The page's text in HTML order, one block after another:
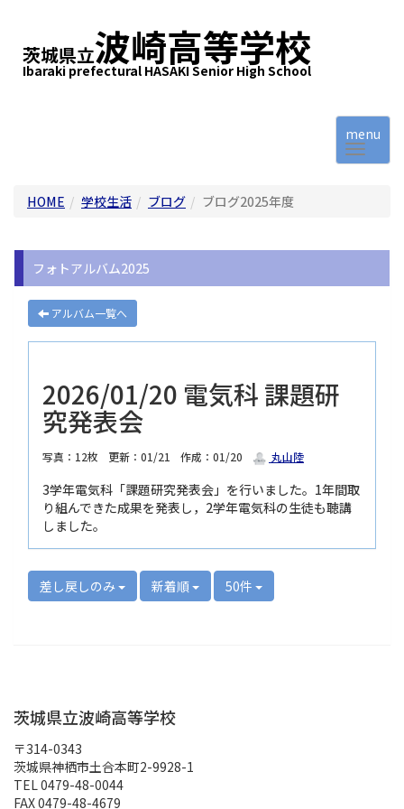
茨城県立波崎高等学校
Ibaraki prefectural HASAKI Senior High School
menu
HOME 学校生活 ブログ ブログ2025年度
フォトアルバム2025
アルバム一覧へ
2026/01/20 電気科 課題研
究発表会
写真：12枚 更新：01/21 作成：01/20 丸山陸
3学年電気科「課題研究発表会」を行いました。1年間取
り組んできた成果を発表し，2学年電気科の生徒も聴講
しました。
差し戻しのみ 新着順 50件
茨城県立波崎高等学校
〒314-0343
茨城県神栖市土合本町2-9928-1
TEL 0479-48-0044
FAX 0479-48-4679